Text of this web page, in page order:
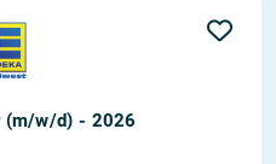
(m/w/d) - 2026